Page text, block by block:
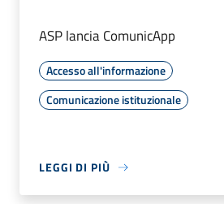
ASP lancia ComunicApp
Accesso all'informazione
Comunicazione istituzionale
LEGGI DI PIÙ